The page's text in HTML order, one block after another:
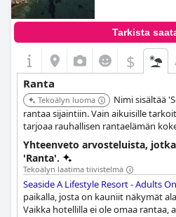
Tarkista
$
Ranta
Tekoälyn luoma
Nimi sisältää
rantaa sijaintiin. Vain aikuisille
tarjoaa rauhallisen rantaelämän
Yhteenveto arvosteluista,
'Ranta'.
Tekoälyn laatima tiivistelmä
Seaside A Lifestyle Resort - Adults
paikalla, josta on kauniit näkymät
Vaikka hotellilla ei ole omaa rantaa,